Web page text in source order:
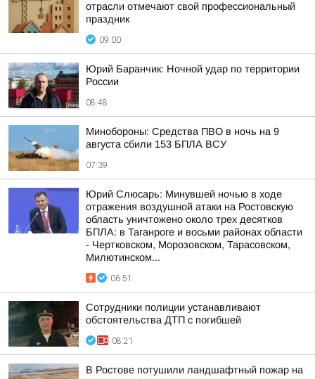
отрасли отмечают свой профессиональный
праздник
09:00
Юрий Баранчик: Ночной удар по территории
России
08:48
Минобороны: Средства ПВО в ночь на 9
августа сбили 153 БПЛА ВСУ
07:39
Юрий Слюсарь: Минувшей ночью в ходе
отражения воздушной атаки на Ростовскую
область уничтожено около трех десятков
БПЛА: в Таганроге и восьми районах области
- Чертковском, Морозовском, Тарасовском,
Милютинском...
06:51
Сотрудники полиции устанавливают
обстоятельства ДТП с погибшей
08:21
В Ростове потушили ландшафтный пожар на